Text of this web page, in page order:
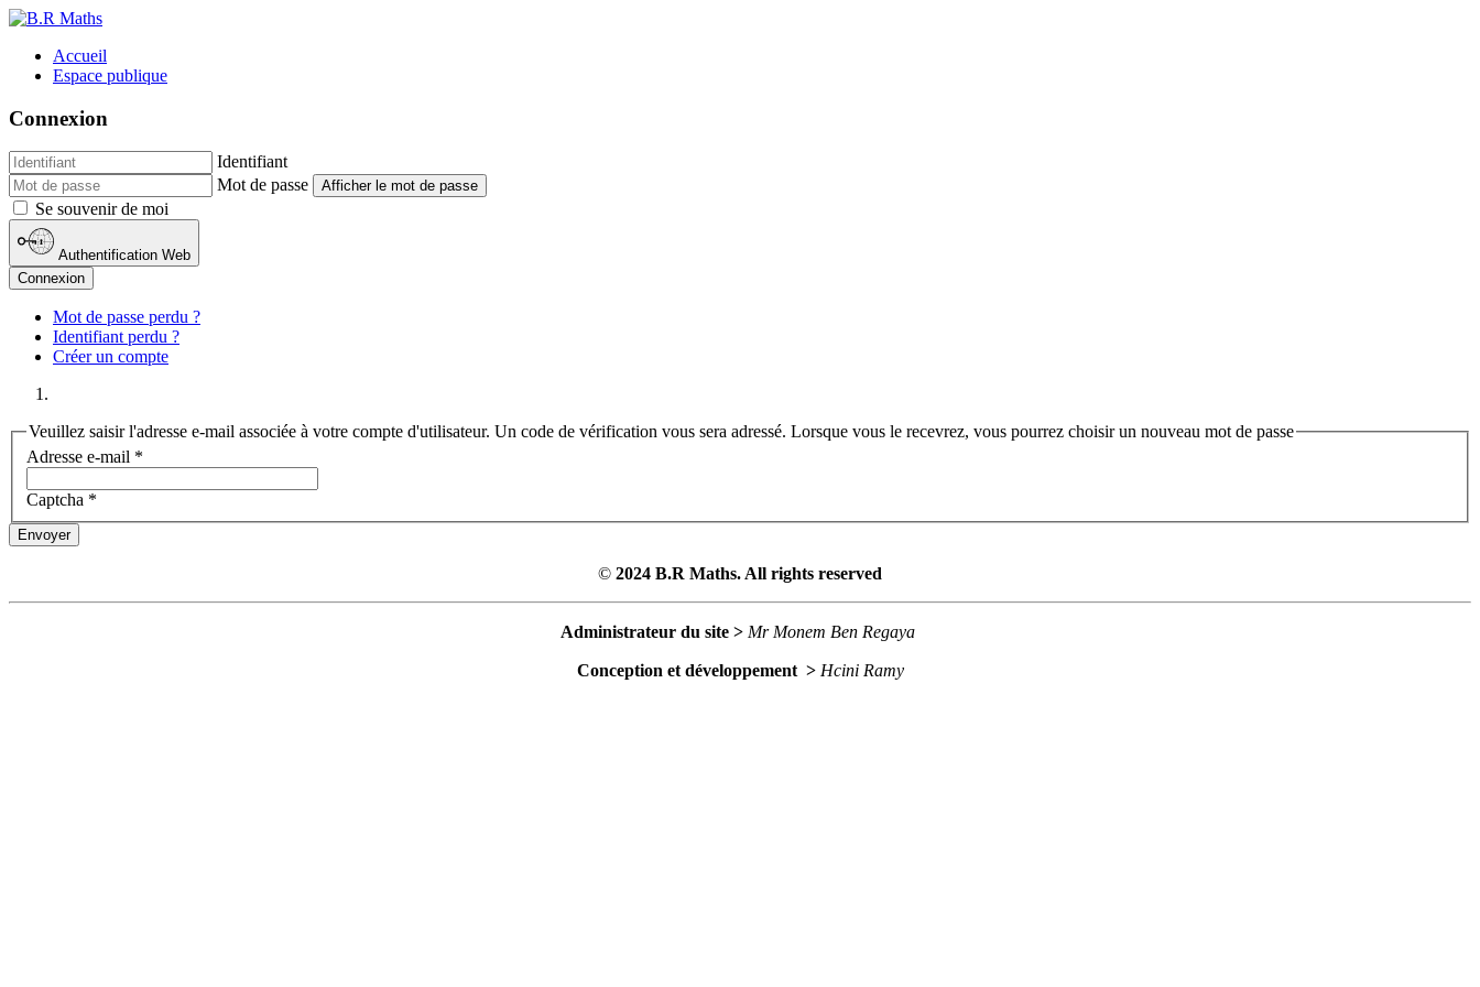
Accueil
Espace publique
Connexion
Identifiant
Mot de passe
Afficher le mot de passe
Se souvenir de moi
Authentification Web
Connexion
Mot de passe perdu ?
Identifiant perdu ?
Créer un compte
Veuillez saisir l'adresse e-mail associée à votre compte d'utilisateur. Un code de vérification vous sera adressé. Lorsque vous le recevrez, vous pourrez choisir un nouveau mot de passe
Adresse e-mail *
Captcha *
Envoyer
© 2024 B.R Maths. All rights reserved
Administrateur du site > Mr Monem Ben Regaya
Conception et développement > Hcini Ramy